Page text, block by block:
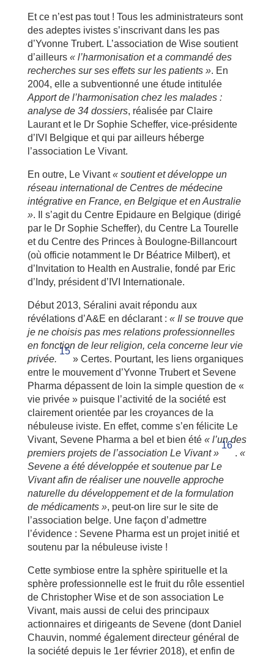
Et ce n’est pas tout ! Tous les administrateurs sont
des adeptes ivistes s’inscrivant dans les pas
d’Yvonne Trubert. L’association de Wise soutient
d’ailleurs « l’harmonisation et a commandé des
recherches sur ses effets sur les patients ». En
2004, elle a subventionné une étude intitulée
Apport de l’harmonisation chez les malades :
analyse de 34 dossiers, réalisée par Claire
Laurant et le Dr Sophie Scheffer, vice-présidente
d’IVI Belgique et qui par ailleurs héberge
l’association Le Vivant.
En outre, Le Vivant« soutient et développe un
réseau international de Centres de médecine
intégrative en France, en Belgique et en Australie
». Il s’agit du Centre Epidaure en Belgique (dirigé
par le Dr Sophie Scheffer), du Centre La Tourelle
et du Centre des Princes à Boulogne-Billancourt
(où officie notamment le Dr Béatrice Milbert), et
d’Invitation to Health en Australie, fondé par Eric
d’Indy, président d’IVI Internationale.
Début 2013, Séralini avait répondu aux
révélations d’A&E en déclarant : « Il se trouve que
je ne choisis pas mes relations professionnelles
en fonction de leur religion, cela concerne leur vie
privée.
15
» Certes. Pourtant, les liens organiques
entre le mouvement d’Yvonne Trubert et Sevene
Pharma dépassent de loin la simple question de «
vie privée » puisque l’activité de la société est
clairement orientée par les croyances de la
nébuleuse iviste. En effet, comme s’en félicite Le
Vivant, Sevene Pharma a bel et bien été « l’un des
premiers projets de l’association Le Vivant »
16
. «
Sevene a été développée et soutenue par Le
Vivant afin de réaliser une nouvelle approche
naturelle du développement et de la formulation
de médicaments », peut-on lire sur le site de
l’association belge. Une façon d’admettre
l’évidence : Sevene Pharma est un projet initié et
soutenu par la nébuleuse iviste !
Cette symbiose entre la sphère spirituelle et la
sphère professionnelle est le fruit du rôle essentiel
de Christopher Wise et de son association Le
Vivant, mais aussi de celui des principaux
actionnaires et dirigeants de Sevene (dont Daniel
Chauvin, nommé également directeur général de
la société depuis le 1er février 2018), et enfin de